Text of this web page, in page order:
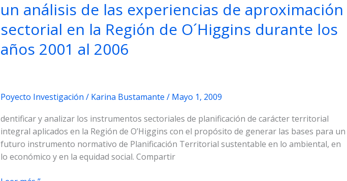
diseño
de
la
Forma
un análisis de las experiencias de aproximación
sectorial en la Región de O´Higgins durante los
años 2001 al 2006
Poyecto Investigación / Karina Bustamante/ Mayo 1, 2009
dentificar y analizar los instrumentos sectoriales de planificación de carácter territorial
integral aplicados en la Región de O’Higgins con el propósito de generar las bases para un
futuro instrumento normativo de Planificación Territorial sustentable en lo ambiental, en
lo económico y en la equidad social. Compartir